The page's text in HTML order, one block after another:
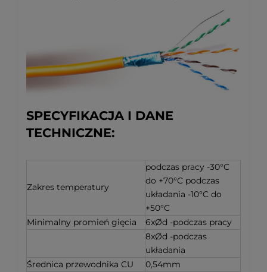
SPECYFIKACJA I DANE
TECHNICZNE:
Zakres temperatury
podczas pracy -30°C
do +70°C podczas
układania -10°C do
+50°C
Minimalny promień gięcia
6xØd -podczas pracy
8xØd -podczas
układania
Średnica przewodnika CU
0,54mm